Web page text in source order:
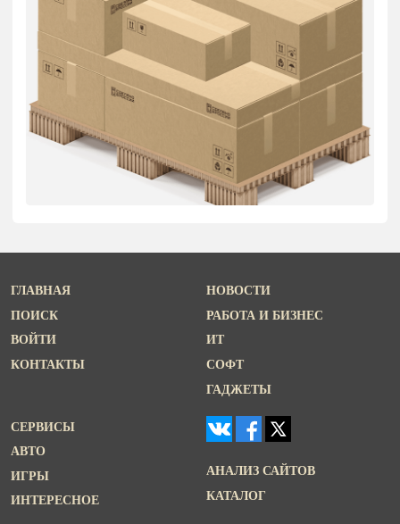
ГЛАВНАЯ
ПОИСК
ВОЙТИ
КОНТАКТЫ
НОВОСТИ
РАБОТА И БИЗНЕС
ИТ
СОФТ
ГАДЖЕТЫ
СЕРВИСЫ
АВТО
ИГРЫ
ИНТЕРЕСНОЕ
АНАЛИЗ САЙТОВ
КАТАЛОГ